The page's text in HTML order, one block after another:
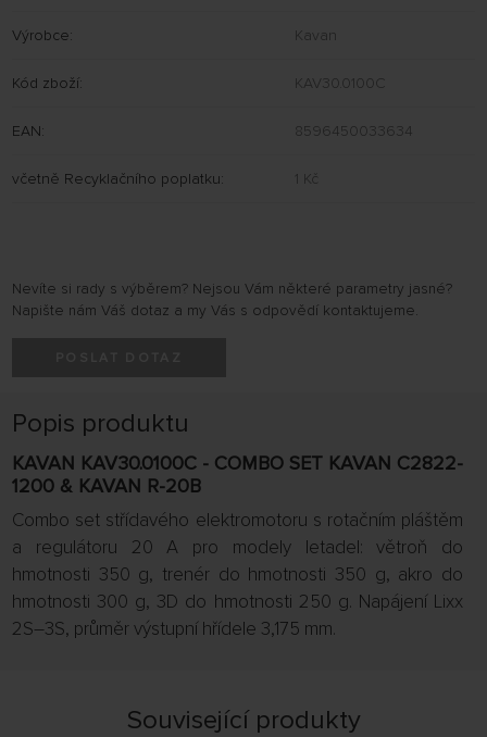
Výrobce: Kavan
Kód zboží: KAV30.0100C
EAN: 8596450033634
včetně Recyklačního poplatku: 1 Kč
Nevíte si rady s výběrem? Nejsou Vám některé parametry jasné?
Napište nám Váš dotaz a my Vás s odpovědí kontaktujeme.
Popis produktu
KAVAN KAV30.0100C - COMBO SET KAVAN C2822-
1200 & KAVAN R-20B
Combo set střídavého elektromotoru s rotačním pláštěm
a regulátoru 20 A pro modely letadel: větroň do
hmotnosti 350 g, trenér do hmotnosti 350 g, akro do
hmotnosti 300 g, 3D do hmotnosti 250 g. Napájení Lixx
2S–3S, průměr výstupní hřídele 3,175 mm.
Související produkty